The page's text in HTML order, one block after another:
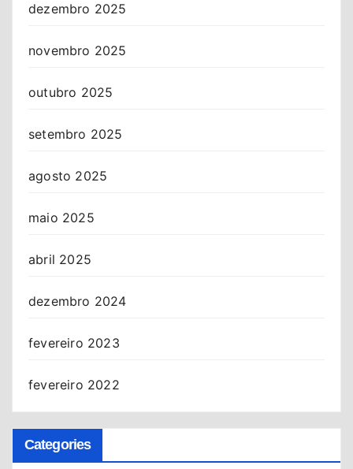
dezembro 2025
novembro 2025
outubro 2025
setembro 2025
agosto 2025
maio 2025
abril 2025
dezembro 2024
fevereiro 2023
fevereiro 2022
Categories